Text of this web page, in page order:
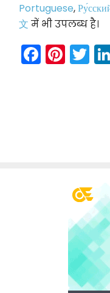
Portuguese,
文 में भी उपलब्ध है।